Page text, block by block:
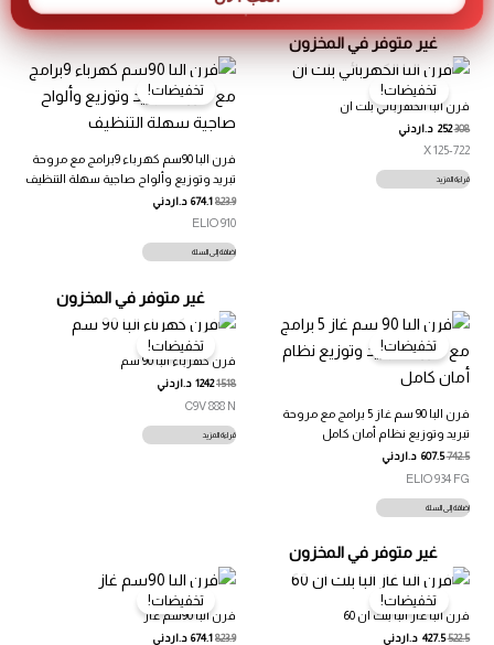
غير متوفر في المخزون
تخفيضات!
فرن البا الكهربائي بلت ان
308
252 د.اردني
125-722 X
قراءة المزيد
تخفيضات!
فرن البا 90سم كهرباء 9برامج مع مروحة
تبريد وتوزيع وألواح صاجية سهلة التنظيف
823.9
674.1 د.اردني
ELIO 910
إضافة إلى السلة
تخفيضات!
فرن البا 90 سم غاز 5 برامج مع مروحة
تبريد وتوزيع نظام أمان كامل
742.5
607.5 د.اردني
ELIO 934 FG
إضافة إلى السلة
غير متوفر في المخزون
تخفيضات!
فرن كهرباء البا 90 سم
1518
1242 د.اردني
C9V 888 N
قراءة المزيد
غير متوفر في المخزون
تخفيضات!
فرن البا غاز البا بلت ان 60
522.5
427.5 د.اردني
تخفيضات!
فرن البا 90سم غاز
823.9
674.1 د.اردني